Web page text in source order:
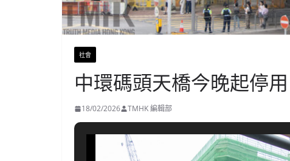
社會
中環碼頭天橋今晚起停
18/02/2026 TMHK 編輯部